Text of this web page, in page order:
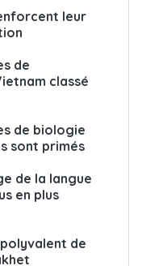
leur
de
classé
de biologie
sont primés
de la langue
en plus
de